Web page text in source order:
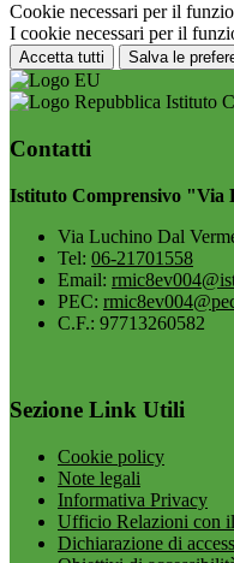
Cookie necessari per il
I cookie necessari per il
Accetta tutti Salva le
Istituto
Contatti
Istituto Comprensivo "Via
Via Luchino Dal
Tel: 06-21701558
Email:
PEC:
C.F.: 97713260582
Sezione Link Utili
Cookie policy
Note legali
Informativa Privacy
Ufficio Relazioni con
Dichiarazione di